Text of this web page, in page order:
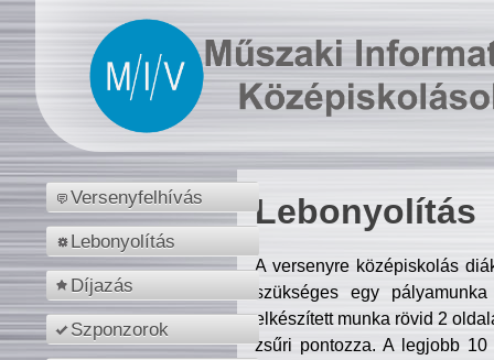
Versenyfelhívás
Lebonyolítás
Díjazás
Szponzorok
Lebonyolítás
A versenyre középiskolás
szükséges egy
elkészített munka rövid 2
zsűri pontozza. A legjobb